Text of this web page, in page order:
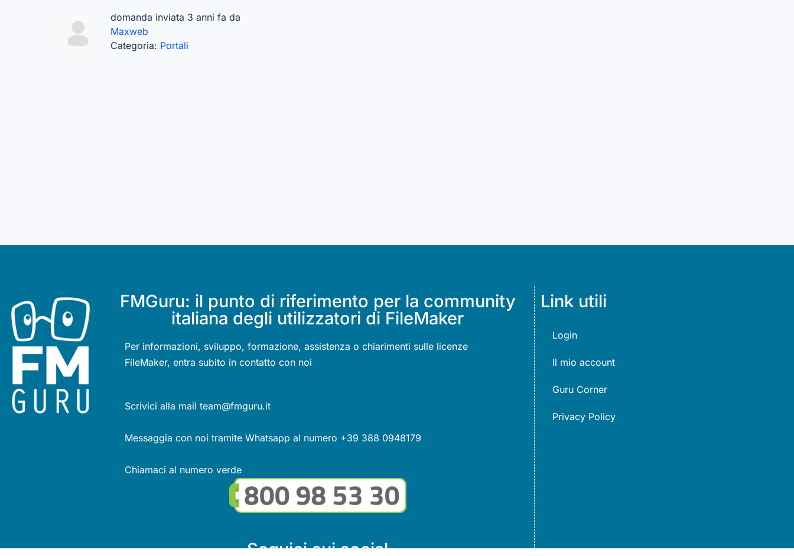
domanda inviata 3 anni fa da
Maxweb
Categoria: Portali
FMGuru: il punto di riferimento per la community
italiana degli utilizzatori di FileMaker
Per informazioni, sviluppo, formazione, assistenza o chiarimenti sulle licenze
FileMaker, entra subito in contatto con noi
Scrivici alla mail team@fmguru.it
Messaggia con noi tramite Whatsapp al numero +39 388 0948179
Chiamaci al numero verde
Seguici sui social
Link utili
Login
Il mio account
Guru Corner
Privacy Policy